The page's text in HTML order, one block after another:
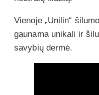
Vienoje „Unilin“
gaunama unikali ir
savybių dermė.